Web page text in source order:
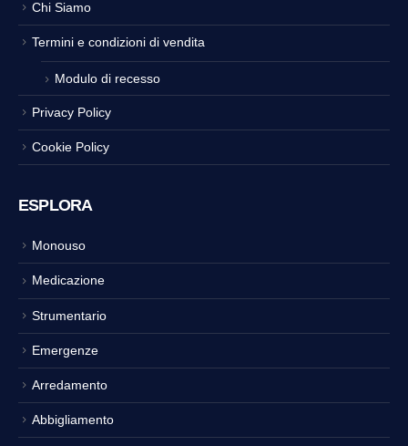
Chi Siamo
Termini e condizioni di vendita
Modulo di recesso
Privacy Policy
Cookie Policy
ESPLORA
Monouso
Medicazione
Strumentario
Emergenze
Arredamento
Abbigliamento